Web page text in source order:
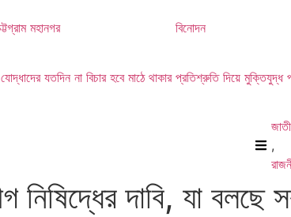
মহানগর বিনোদন
যোদ্ধাদের যতদিন না বিচার হবে মাঠে থাকার প্রতিশ্রুতি দিয়ে মুক্তিযুদ্ধ
,
নিষিদ্ধের দাবি, যা বলছে